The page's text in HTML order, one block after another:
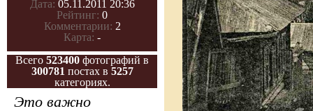
Дата: 05.11.2011 20:36
Рейтинг: 0
Комментарии: 2
Карта: -
Всего 523400 фотографий в
300781 постах в 5257
категориях.
Это важно